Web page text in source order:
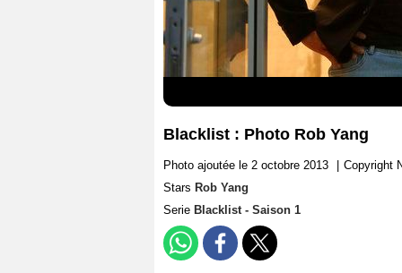
Blacklist : Photo Rob Yang
Photo ajoutée le 2 octobre 2013
Copyright
Stars Rob Yang
Serie Blacklist - Saison 1